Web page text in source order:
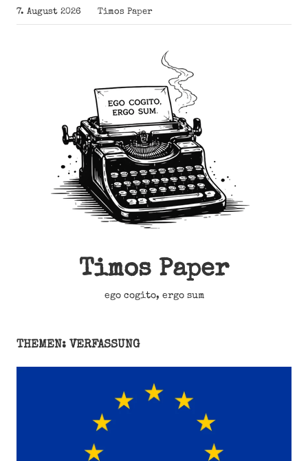
Zum
Inhalt
7. August 2026 Timos Paper
Timos Paper
ego cogito, ergo sum
THEMEN: VERFASSUNG